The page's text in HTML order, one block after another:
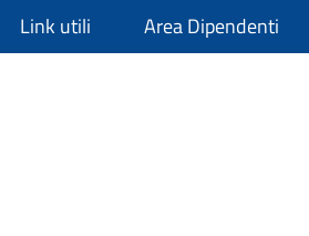
Link utili Area Dipendenti